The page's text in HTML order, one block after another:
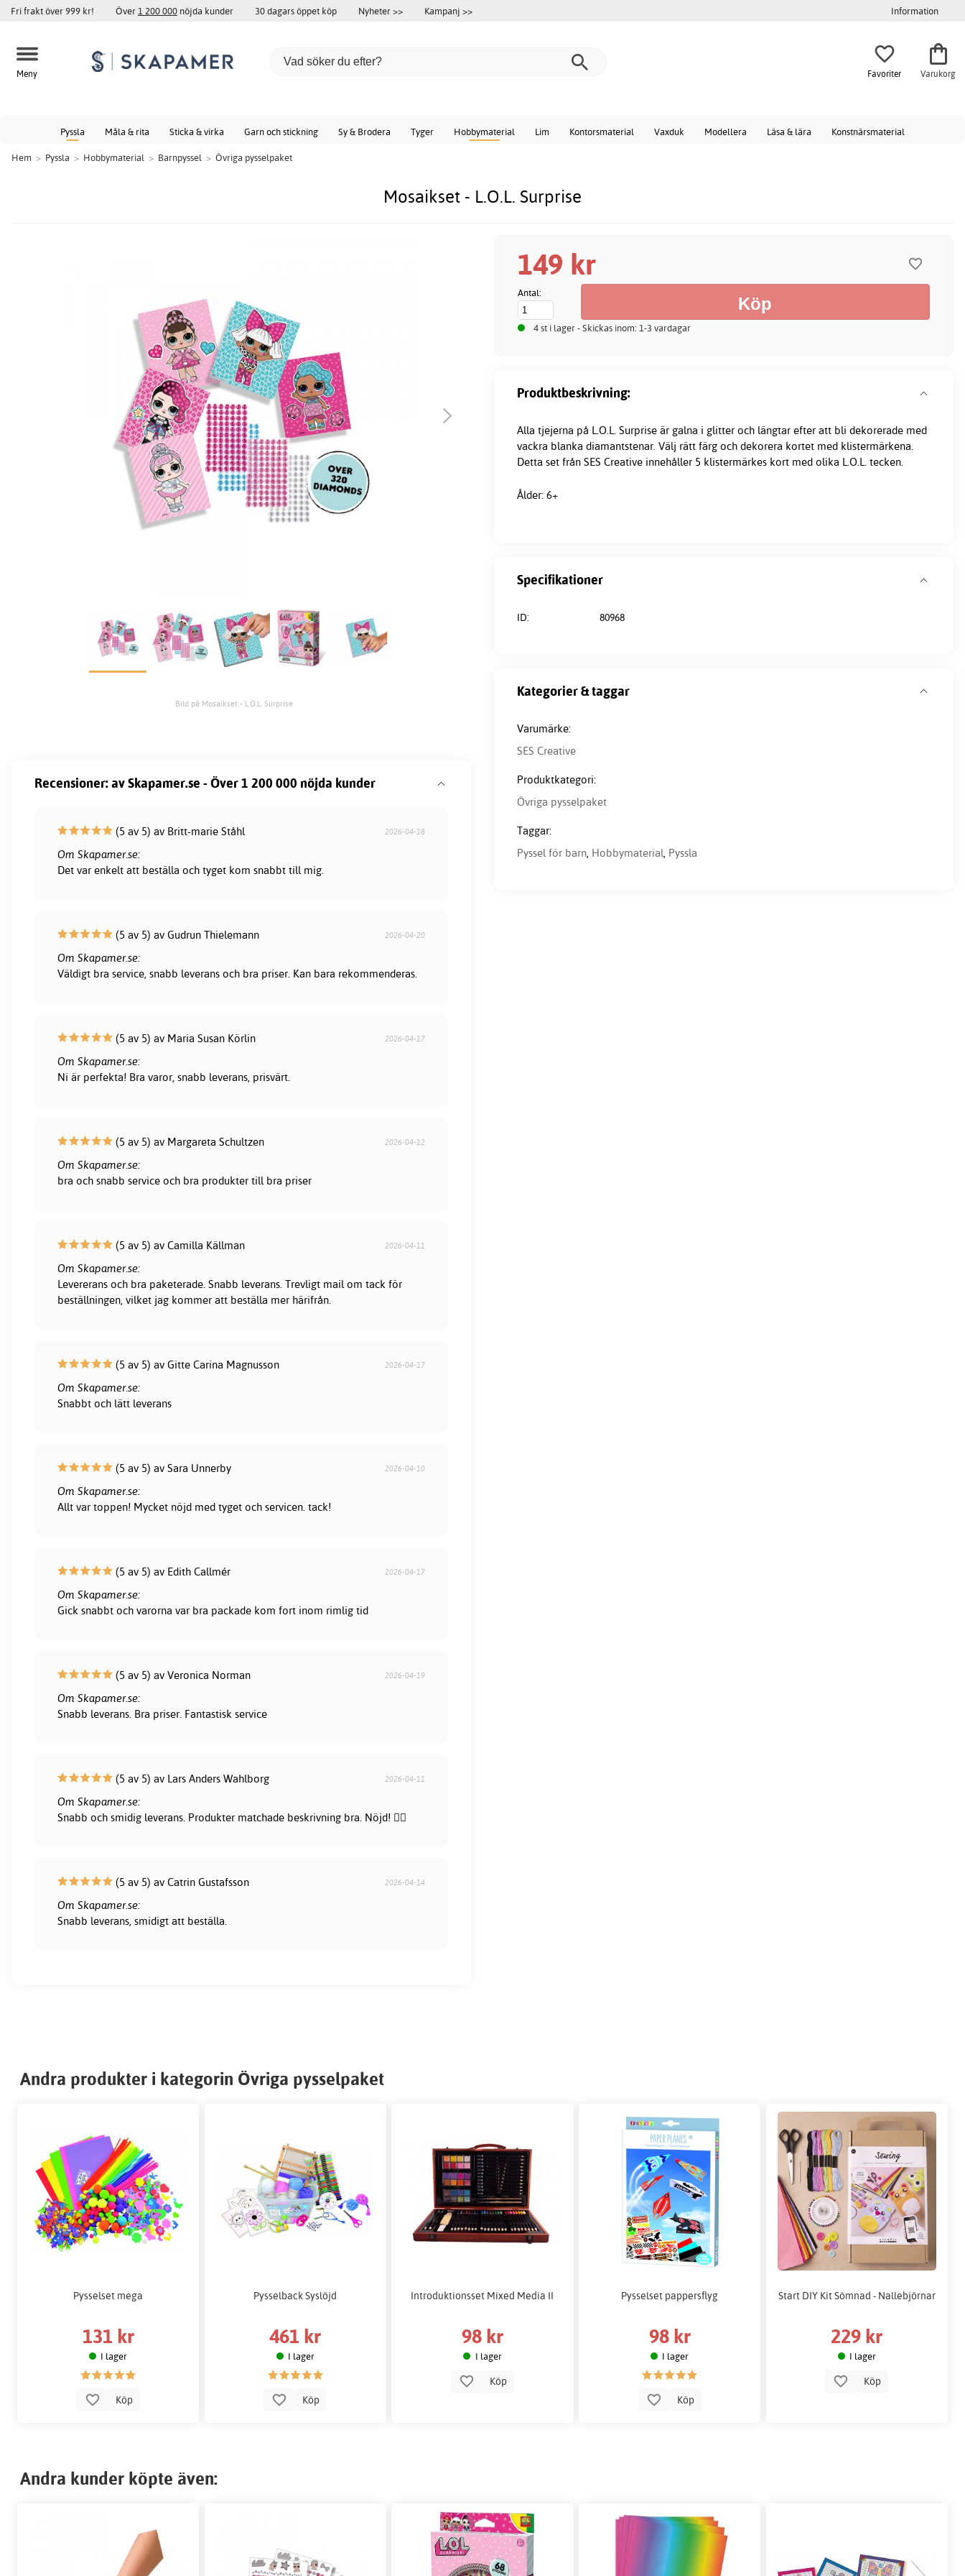
Fri frakt över 999 kr! Över1 200 000 nöjda kunder 30 dagars öppet köp Nyheter >> Kampanj >> Information
Meny Favoriter Varukorg
Pyssla Måla & rita Sticka & virka Garn och stickning Sy & Brodera Tyger Hobbymaterial Lim Kontorsmaterial Vaxduk Modellera Läsa & lära Konstnärsmaterial
Hem > Pyssla > Hobbymaterial > Barnpyssel > Övriga pysselpaket
Mosaikset - L.O.L. Surprise
Bild på Mosaikset - L.O.L. Surprise
149 kr
Antal:
4 st i lager - Skickas inom: 1-3 vardagar
Produktbeskrivning:
Alla tjejerna på L.O.L. Surprise är galna i glitter och längtar efter att bli dekorerade med
vackra blanka diamantstenar. Välj rätt färg och dekorera kortet med klistermärkena.
Detta set från SES Creative innehåller 5 klistermärkes kort med olika L.O.L. tecken.
Ålder: 6+
Specifikationer
ID: 80968
Kategorier & taggar
Varumärke:
SES Creative
Produktkategori:
Övriga pysselpaket
Taggar:
Pyssel för barn, Hobbymaterial, Pyssla
Recensioner: av Skapamer.se - Över 1 200 000 nöjda kunder
(5 av 5) av Britt-marie Ståhl 2026-04-18
Om Skapamer.se:
Det var enkelt att beställa och tyget kom snabbt till mig.
(5 av 5) av Gudrun Thielemann 2026-04-20
Om Skapamer.se:
Väldigt bra service, snabb leverans och bra priser. Kan bara rekommenderas.
(5 av 5) av Maria Susan Körlin 2026-04-17
Om Skapamer.se:
Ni är perfekta! Bra varor, snabb leverans, prisvärt.
(5 av 5) av Margareta Schultzen 2026-04-12
Om Skapamer.se:
bra och snabb service och bra produkter till bra priser
(5 av 5) av Camilla Källman 2026-04-11
Om Skapamer.se:
Levererans och bra paketerade. Snabb leverans. Trevligt mail om tack för
beställningen, vilket jag kommer att beställa mer härifrån.
(5 av 5) av Gitte Carina Magnusson 2026-04-17
Om Skapamer.se:
Snabbt och lätt leverans
(5 av 5) av Sara Unnerby 2026-04-10
Om Skapamer.se:
Allt var toppen! Mycket nöjd med tyget och servicen. tack!
(5 av 5) av Edith Callmér 2026-04-17
Om Skapamer.se:
Gick snabbt och varorna var bra packade kom fort inom rimlig tid
(5 av 5) av Veronica Norman 2026-04-19
Om Skapamer.se:
Snabb leverans. Bra priser. Fantastisk service
(5 av 5) av Lars Anders Wahlborg 2026-04-11
Om Skapamer.se:
Snabb och smidig leverans. Produkter matchade beskrivning bra. Nöjd! 👍🏻
(5 av 5) av Catrin Gustafsson 2026-04-14
Om Skapamer.se:
Snabb leverans, smidigt att beställa.
Andra produkter i kategorin Övriga pysselpaket
Pysselset mega
131 kr
I lager
Köp
Pysselback Syslöjd
461 kr
I lager
Köp
Introduktionsset Mixed Media II
98 kr
I lager
Köp
Pysselset pappersflyg
98 kr
I lager
Köp
Start DIY Kit Sömnad - Nallebjörnar
229 kr
I lager
Köp
Andra kunder köpte även: